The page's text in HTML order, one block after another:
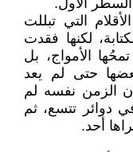
السطر الأول.
التي تبللت
لكنها فقدت
الأمواج، بل
حتى لم يعد
الزمن نفسه لم
دوائر تتسع، ثم
أحد.